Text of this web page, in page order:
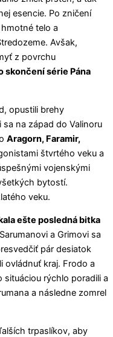
esencie. Po zničení
telo a
Avšak,
z povrchu
skončení série Pána
opustili brehy
na západ do Valinoru
Aragorn, Faramir,
štvrtého veku a
vojenskými
bytostí.
veku.
ešte posledná bitka
a Grimovi sa
pár desiatok
ovládnuť kraj. Frodo a
rýchlo poradili a
a následne zomrel
trpaslíkov, aby